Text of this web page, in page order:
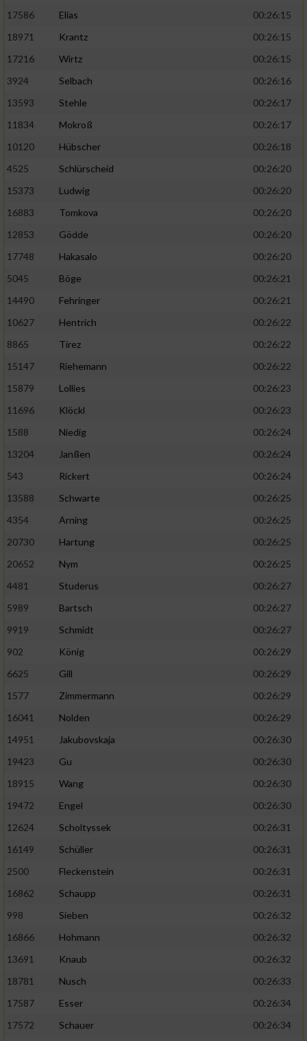
17586
Elias
00:26:15
18971
Krantz
00:26:15
17216
Wirtz
00:26:15
3924
Selbach
00:26:16
13593
Stehle
00:26:17
11834
Mokroß
00:26:17
10120
Hübscher
00:26:18
4525
Schlürscheid
00:26:20
15373
Ludwig
00:26:20
16883
Tomkova
00:26:20
12853
Gödde
00:26:20
17748
Hakasalo
00:26:20
5045
Böge
00:26:21
14490
Fehringer
00:26:21
10627
Hentrich
00:26:22
8865
Tirez
00:26:22
15147
Riehemann
00:26:22
15879
Lollies
00:26:23
11696
Klöckl
00:26:23
1588
Niedig
00:26:24
13204
Janßen
00:26:24
543
Rickert
00:26:24
13588
Schwarte
00:26:25
4354
Arning
00:26:25
20730
Hartung
00:26:25
20652
Nym
00:26:25
4481
Studerus
00:26:27
5989
Bartsch
00:26:27
9919
Schmidt
00:26:27
902
König
00:26:29
6625
Gill
00:26:29
1577
Zimmermann
00:26:29
16041
Nolden
00:26:29
14951
Jakubovskaja
00:26:30
19423
Gu
00:26:30
18915
Wang
00:26:30
19472
Engel
00:26:30
12624
Scholtyssek
00:26:31
16149
Schüller
00:26:31
2500
Fleckenstein
00:26:31
16862
Schaupp
00:26:31
998
Sieben
00:26:32
16866
Hohmann
00:26:32
13691
Knaub
00:26:32
18781
Nusch
00:26:33
17587
Esser
00:26:34
17572
Schauer 00:26:34